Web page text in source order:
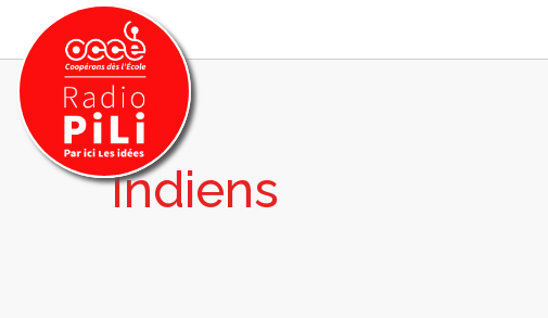
PRÉSENTATION
GRILLE DES PROGRAMMES
Indiens